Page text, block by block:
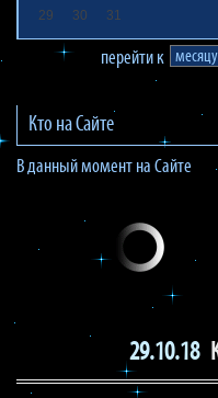
29
30 31
перейти к
Кто на Сайте
В данный момент на Сайте
29.10.18